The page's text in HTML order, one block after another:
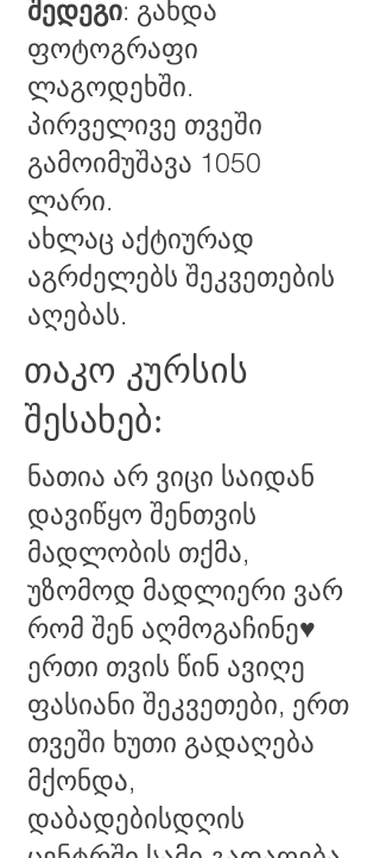
შედეგი: გახდა
ფოტოგრაფი
ლაგოდეხში.
პირველივე თვეში
გამოიმუშავა 1050
ლარი.
ახლაც აქტიურად
აგრძელებს შეკვეთების
აღებას.
თაკო კურსის
შესახებ:
ნათია არ ვიცი საიდან
დავიწყო შენთვის
მადლობის თქმა,
უზომოდ მადლიერი ვარ
რომ შენ აღმოგაჩინე♥️
ერთი თვის წინ ავიღე
ფასიანი შეკვეთები, ერთ
თვეში ხუთი გადაღება
მქონდა,
დაბადებისდღის